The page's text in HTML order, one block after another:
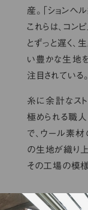
産。「ションヘ
これらは、コン
とずっと遅く、
い豊かな生地
注目されている。
糸に余計なス
極められる職人
で、ウール素
の生地が織り上
その工場の模様